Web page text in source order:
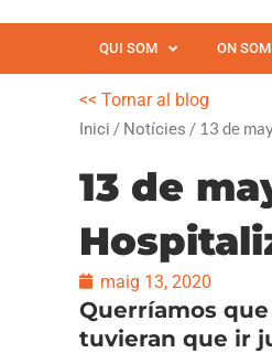
QUI SOM ON SOM
<< Tornar al blog
Inici / Notícies / 13 de
13 de
maig 13, 2020
Querríamos que
tuvieran que ir